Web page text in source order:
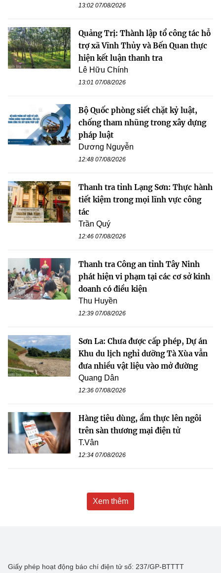
13:02 07/08/2026
Quảng Trị: Thành lập tổ công tác hỗ
trợ xã Vĩnh Thủy và Bến Quan thực
hiện kết luận thanh tra
Lê Hữu Chính
13:01 07/08/2026
Bộ Quốc phòng siết chặt kỷ luật,
chống tham nhũng trong xây dựng
pháp luật
Dương Nguyễn
12:48 07/08/2026
Thanh tra tỉnh Lạng Sơn: Thực hành
tiết kiệm trong mọi lĩnh vực công
tác
Trần Quý
12:46 07/08/2026
Thanh tra Công an tỉnh Tây Ninh
phát hiện vi phạm tại các cơ sở kinh
doanh có điều kiện
Thu Huyền
12:39 07/08/2026
Sơn La: Chưa được cấp phép, Dự án
Khu du lịch nghỉ dưỡng Tà Xùa vẫn
đưa nhiều vật liệu vào mở đường
Quang Dân
12:36 07/08/2026
Hàng tiêu dùng, ẩm thực lên ngôi
trên sàn thương mại điện tử
T.Vân
12:34 07/08/2026
Xem thêm
Giấy phép hoạt động báo chí điện tử số: 237/GP-BTTTT